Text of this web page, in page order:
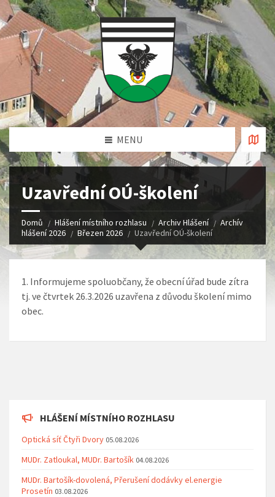
MENU
Uzavřední OÚ-školení
Domů Hlášení místního rozhlasu Archiv Hlášení
Archív
hlášení 2026
Březen 2026 Uzavřední OÚ-školení
Informujeme spoluobčany, že obecní úřad bude zítra
tj. ve čtvrtek 26.3.2026 uzavřena z důvodu školení mimo
obec.
HLÁŠENÍ MÍSTNÍHO ROZHLASU
Optická síť Čtyři Dvory 05.08.2026
MUDr. Zatloukal, MUDr. Bartošík 04.08.2026
MUDr. Bartošík-dovolená, Přerušení dodávky el.energie
Prosetín 03.08.2026